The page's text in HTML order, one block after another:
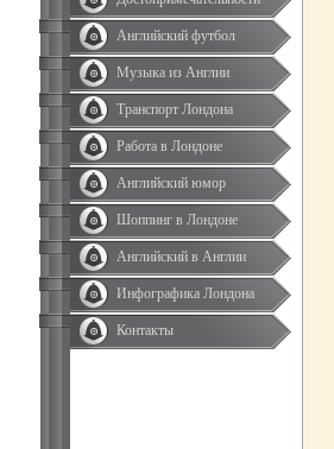
Английский футбол
Музыка из Англии
Транспорт Лондона
Работа в Лондоне
Английский юмор
Шоппинг в Лондоне
Английский в Англии
Инфографика Лондона
Контакты